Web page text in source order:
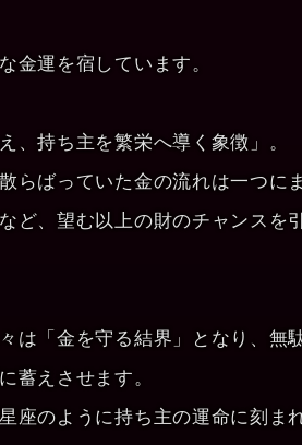
金運を宿しています。
、持ち主を繁栄へ導く象徴」。
らばっていた金の流れは一つに
ど、望む以上の財のチャンスを
は「金を守る結界」となり、無
蓄えさせます。
座のように持ち主の運命に刻ま